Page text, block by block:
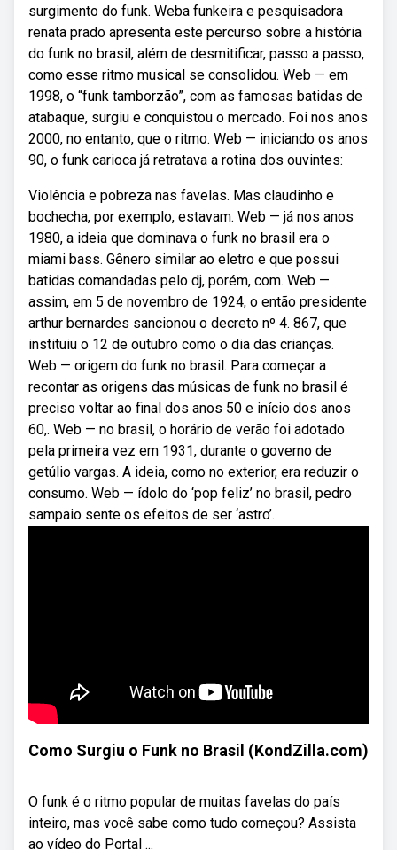
surgimento do funk. Weba funkeira e pesquisadora
renata prado apresenta este percurso sobre a história
do funk no brasil, além de desmitificar, passo a passo,
como esse ritmo musical se consolidou. Web — em
1998, o “funk tamborzão”, com as famosas batidas de
atabaque, surgiu e conquistou o mercado. Foi nos anos
2000, no entanto, que o ritmo. Web — iniciando os anos
90, o funk carioca já retratava a rotina dos ouvintes:
Violência e pobreza nas favelas. Mas claudinho e
bochecha, por exemplo, estavam. Web — já nos anos
1980, a ideia que dominava o funk no brasil era o
miami bass. Gênero similar ao eletro e que possui
batidas comandadas pelo dj, porém, com. Web —
assim, em 5 de novembro de 1924, o então presidente
arthur bernardes sancionou o decreto nº 4. 867, que
instituiu o 12 de outubro como o dia das crianças.
Web — origem do funk no brasil. Para começar a
recontar as origens das músicas de funk no brasil é
preciso voltar ao final dos anos 50 e início dos anos
60,. Web — no brasil, o horário de verão foi adotado
pela primeira vez em 1931, durante o governo de
getúlio vargas. A ideia, como no exterior, era reduzir o
consumo. Web — ídolo do ‘pop feliz’ no brasil, pedro
sampaio sente os efeitos de ser ‘astro’.
Como Surgiu o Funk no Brasil (KondZilla.com)
O funk é o ritmo popular de muitas favelas do país
inteiro, mas você sabe como tudo começou? Assista
ao vídeo do Portal ...